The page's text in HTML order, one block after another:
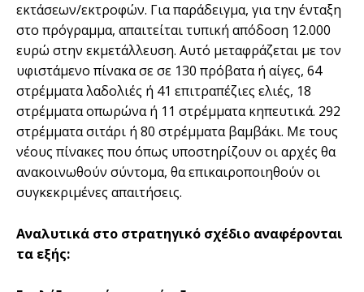
εκτάσεων/εκτροφών. Για παράδειγµα, για την ένταξη
στο πρόγραµµα, απαιτείται τυπική απόδοση 12.000
ευρώ στην εκµετάλλευση. Αυτό µεταφράζεται µε τον
υφιστάµενο πίνακα σε σε 130 πρόβατα ή αίγες, 64
στρέµµατα λαδολιές ή 41 επιτραπέζιες ελιές, 18
στρέµµατα οπωρώνα ή 11 στρέµµατα κηπευτικά. 292
στρέµµατα σιτάρι ή 80 στρέµµατα βαµβάκι. Με τους
νέους πίνακες που όπως υποστηρίζουν οι αρχές θα
ανακοινωθούν σύντοµα, θα επικαιροποιηθούν οι
συγκεκριµένες απαιτήσεις.
Αναλυτικά στο στρατηγικό σχέδιο αναφέρονται
τα εξής: